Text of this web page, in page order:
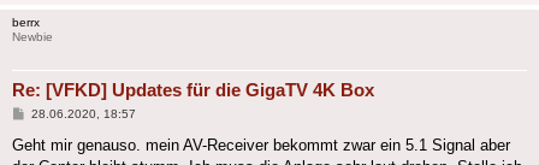
berrx
Newbie
Re: [VFKD] Updates für die GigaTV 4K Box
Beitrag
28.06.2020, 18:57
Geht mir genauso. mein AV-Receiver bekommt zwar ein 5.1 Signal aber